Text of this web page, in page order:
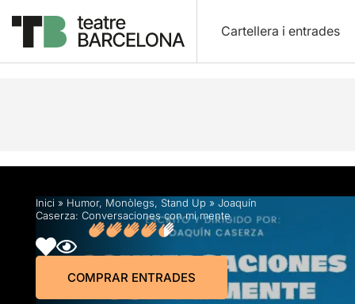
Cartellera i entrades
Descripció Horaris Fitxa artística Fotos i
Inici » Humor, Monòlegs, Stand Up » Joaquín
Caserza: Conversaciones con mi mente
COMPRAR ENTRADES